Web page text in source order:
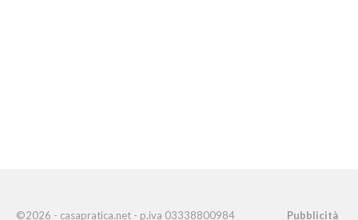
©2026 - casapratica.net - p.iva 03338800984 Pubblicità